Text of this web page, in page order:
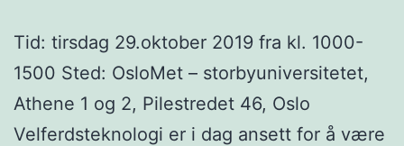
Tid: tirsdag 29.oktober 2019 fra kl. 1000-
1500 Sted: OsloMet – storbyuniversitetet,
Athene 1 og 2, Pilestredet 46, Oslo
Velferdsteknologi er i dag ansett for å være